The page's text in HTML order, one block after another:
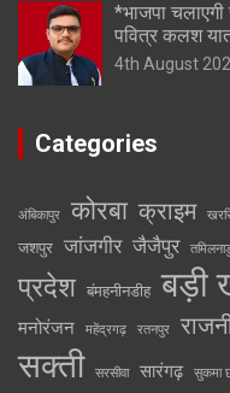
*भाजपा
पवित्र कलश
4th August
Categories
अंबिकापुर कोरबा क्राइम
जशपुर जांजगीर जैजैपुर
प्रदेश बंमहनीनडीह बड़ी
मनोरंजन महेंद्रगढ़ रतनपुर
सक्ती सरसीवा सारंगढ़ सुकमा